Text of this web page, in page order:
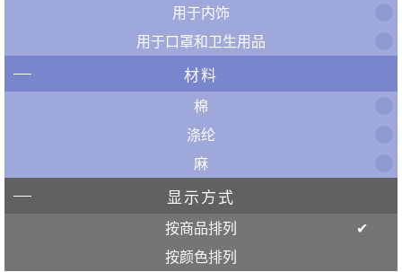
用于内饰
用于口罩和卫生用品
材料
棉
涤纶
麻
显示方式
按商品排列
按颜色排列